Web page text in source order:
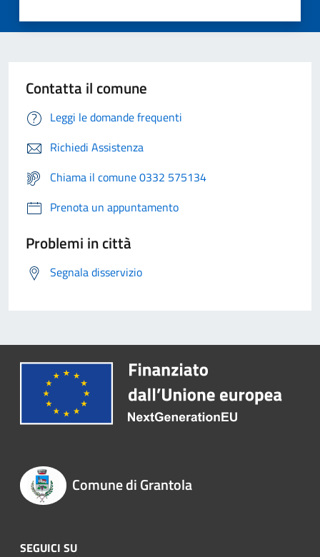
Contatta il comune
Leggi le domande frequenti
Richiedi Assistenza
Chiama il comune 0332 575134
Prenota un appuntamento
Problemi in città
Segnala disservizio
Comune di Grantola
SEGUICI SU